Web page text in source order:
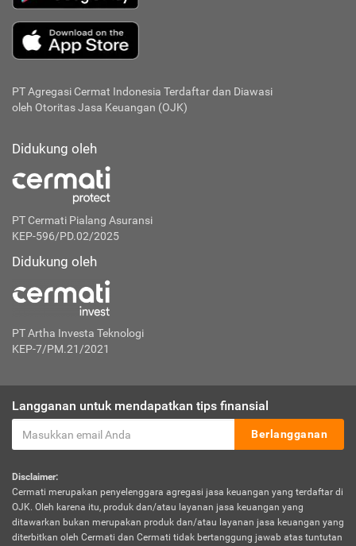
PT Agregasi Cermat Indonesia Terdaftar dan Diawasi
oleh Otoritas Jasa Keuangan (OJK)
Didukung oleh
PT Cermati Pialang Asuransi
KEP-596/PD.02/2025
Didukung oleh
PT Artha Investa Teknologi
KEP-7/PM.21/2021
Langganan untuk mendapatkan tips finansial
Berlangganan
Disclaimer:
Cermati merupakan penyelenggara agregasi jasa keuangan yang terdaftar di
OJK. Oleh karena itu, produk dan/atau layanan jasa keuangan yang
ditawarkan bukan merupakan produk dan/atau layanan jasa keuangan yang
diterbitkan oleh Cermati dan Cermati tidak bertanggung jawab atas tuntutan